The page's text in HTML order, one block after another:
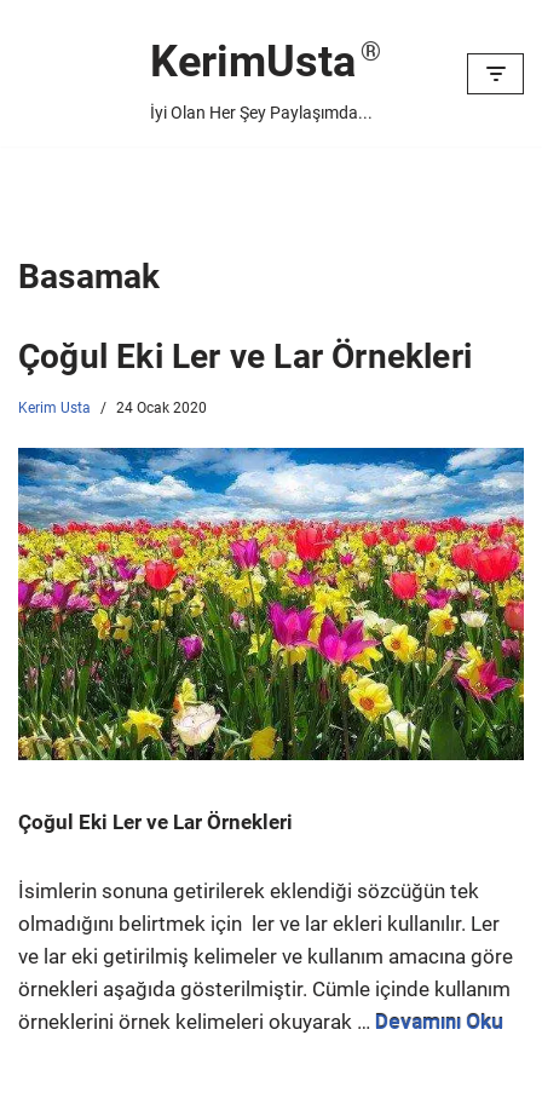
KerimUsta
İyi Olan Her Şey Paylaşımda...
Basamak
Çoğul Eki Ler ve Lar Örnekleri
Kerim Usta 24 Ocak 2020
Çoğul Eki Ler ve Lar Örnekleri
İsimlerin sonuna getirilerek eklendiği sözcüğün tek
olmadığını belirtmek için ler ve lar ekleri kullanılır. Ler
ve lar eki getirilmiş kelimeler ve kullanım amacına göre
örnekleri aşağıda gösterilmiştir. Cümle içinde kullanım
örneklerini örnek kelimeleri okuyarak … Devamını Oku